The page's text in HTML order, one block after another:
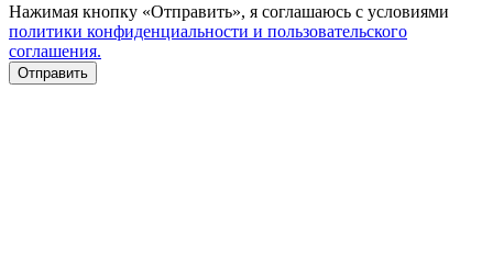
Нажимая кнопку «Отправить», я соглашаюсь с условиями
политики конфиденциальности и пользовательского
соглашения.
Отправить